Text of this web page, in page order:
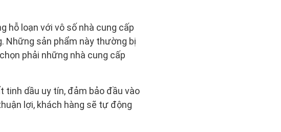
hỗ loạn với vô số nhà cung cấp
Những sản phẩm này thường bị
phải những nhà cung cấp
tinh dầu uy tín, đảm bảo đầu vào
lợi, khách hàng sẽ tự động